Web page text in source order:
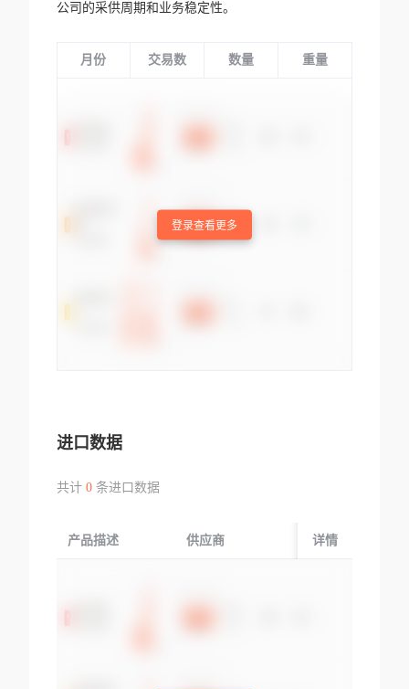
公司的采供周期和业务稳定性。
月份 交易数 数量 重量
登录查看更多
进口数据
共计 0条进口数据
产品描述 供应商 起运国/地区
详情